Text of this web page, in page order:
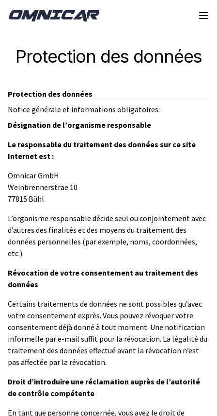
Protection des données
Protection des données
Notice générale et informations obligatoires:
Désignation de l’organisme responsable
Le responsable du traitement des données sur ce site
Internet est :
Omnicar GmbH
Weinbrennerstrae 10
77815 Bühl
L’organisme responsable décide seul ou conjointement avec
d’autres des finalités et des moyens du traitement des
données personnelles (par exemple, noms, coordonnées,
etc.).
Révocation de votre consentement au traitement des
données
Certains traitements de données ne sont possibles qu’avec
votre consentement exprès. Vous pouvez révoquer votre
consentement déjà donné à tout moment. Une notification
informelle par e-mail suffit pour la révocation. La légalité du
traitement des données effectué avant la révocation n’est
pas affectée par la révocation.
Droit d’introduire une réclamation auprès de l’autorité
de contrôle compétente
En tant que personne concernée, vous avez le droit de